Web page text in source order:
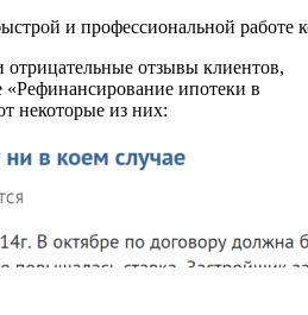
и профессиональной работе
отзывы клиентов,
ипотеки в
некоторые из них: